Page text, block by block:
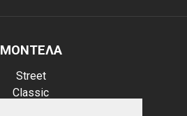
ΜΟΝΤΕΛΑ
Street
Classic